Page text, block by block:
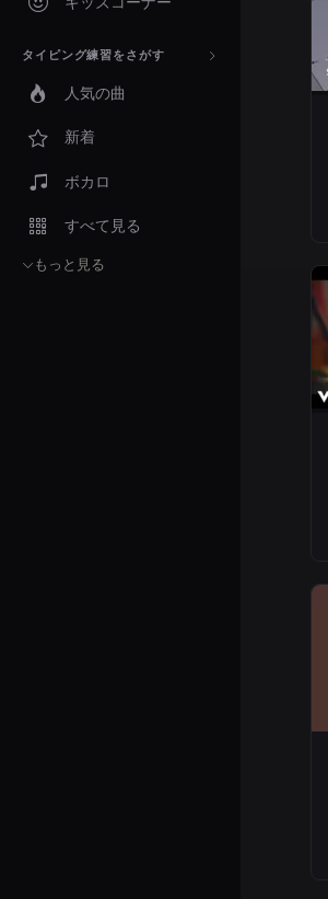
タイピング練習をさがす
人気の曲
新着
ボカロ
すべて見る
もっと見る